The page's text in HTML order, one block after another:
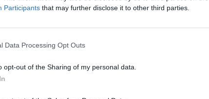
Participants that may further disclose it to other third parties.
Data Processing Opt Outs
opt-out of the Sharing of my personal data.
płynów przyjmowanych i wydalanych
24 godziny. Bilans ujemny jest wtedy,
Długo utrzymujący się taki stan może
pożądana w przypadku dużych obrzęków.
więcej płynów aniżeli ich wydala. Taki